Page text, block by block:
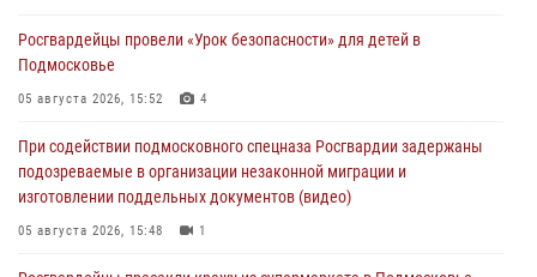
Росгвардейцы провели «Урок безопасности» для детей в
Подмосковье
05 августа 2026, 15:52 4
При содействии подмосковного спецназа Росгвардии задержаны
подозреваемые в организации незаконной миграции и
изготовлении поддельных документов (видео)
05 августа 2026, 15:48 1